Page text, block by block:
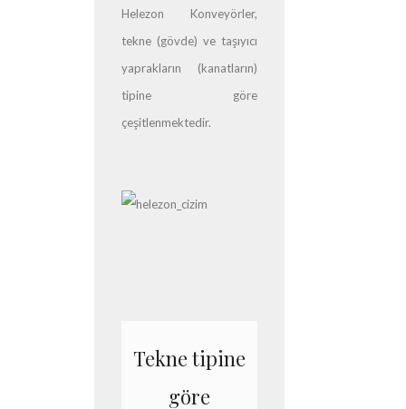
Helezon Konveyörler,
tekne (gövde) ve taşıyıcı
yaprakların (kanatların)
tipine göre
çeşitlenmektedir.
Tekne tipine
göre